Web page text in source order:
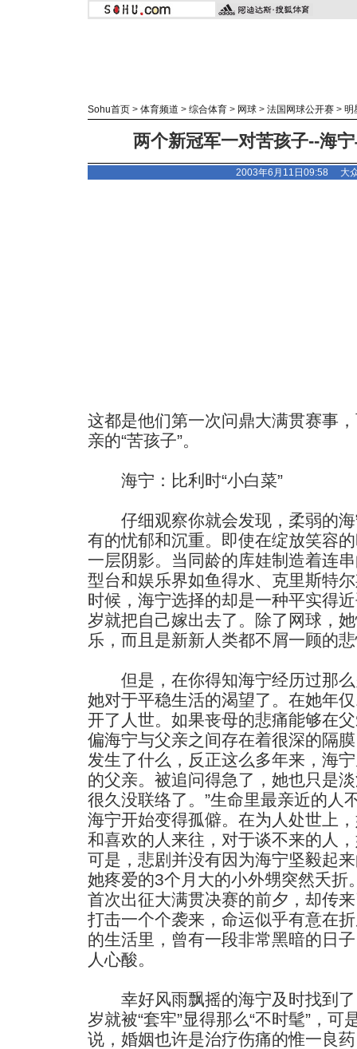
Sohu首页 > 体育频道 > 综合体育 > 网球 > 法国网球公开赛 > 明
两个新冠军一对苦孩子--海
2003年6月11日09:58 大
这都是他们第一次问鼎大满贯赛事
亲的“苦孩子”。
海宁：比利时“小白菜”
仔细观察你就会发现，柔弱的海
有的忧郁和沉重。即使在绽放笑容
一层阴影。当同龄的库娃制造着连
型台和娱乐界如鱼得水、克里斯特
时候，海宁选择的却是一种平实
岁就把自己嫁出去了。除了网球，
乐，而且是新新人类都不屑一顾的
但是，在你得知海宁经历过那么
她对于平稳生活的渴望了。在她年
开了人世。如果丧母的悲痛能够在
偏海宁与父亲之间存在着很深的隔
发生了什么，反正这么多年来，海
的父亲。被追问得急了，她也只是
很久没联络了。”生命里最亲近的人
海宁开始变得孤僻。在为人处世
和喜欢的人来往，对于谈不来的人
可是，悲剧并没有因为海宁坚毅起
她疼爱的3个月大的小外甥突然夭折
首次出征大满贯决赛的前夕，却传
打击一个个袭来，命运似乎有意在
的生活里，曾有一段非常黑暗的日
人心酸。
幸好风雨飘摇的海宁及时找到了
岁就被“套牢”显得那么“不时髦”，
说，婚姻也许是治疗伤痛的惟一良